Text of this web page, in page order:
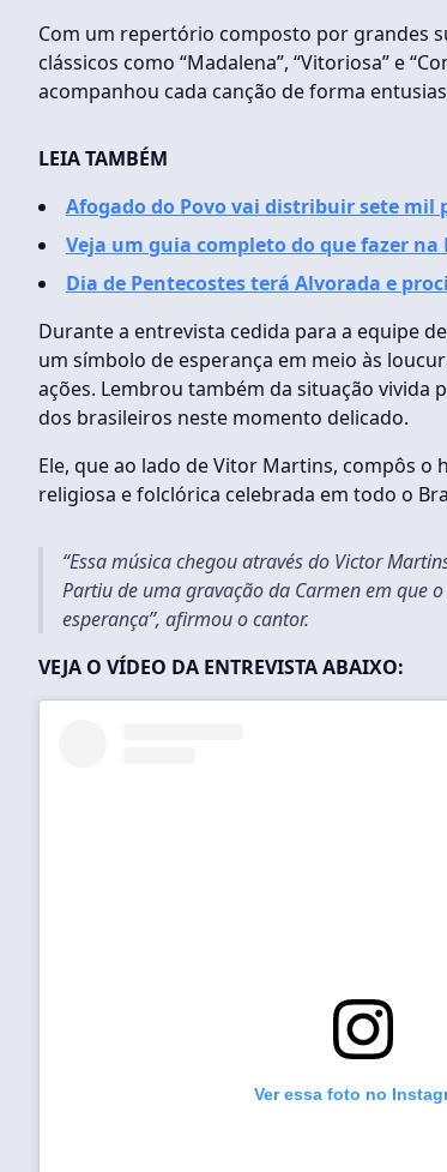
Com um repertório composto por grandes
clássicos como “Madalena”, “Vitoriosa” e
acompanhou cada canção de forma
LEIA TAMBÉM
Afogado do Povo vai distribuir sete mil
Veja um guia completo do que fazer na
Dia de Pentecostes terá Alvorada e
Durante a entrevista cedida para a equipe
um símbolo de esperança em meio às
ações. Lembrou também da situação vivida
dos brasileiros neste momento delicado.
Ele, que ao lado de Vitor Martins, compôs o
religiosa e folclórica celebrada em todo o
“Essa música chegou através do Victor
Partiu de uma gravação da Carmen em que
esperança”, afirmou o cantor.
VEJA O VÍDEO DA ENTREVISTA ABAIXO:
Ver essa foto no